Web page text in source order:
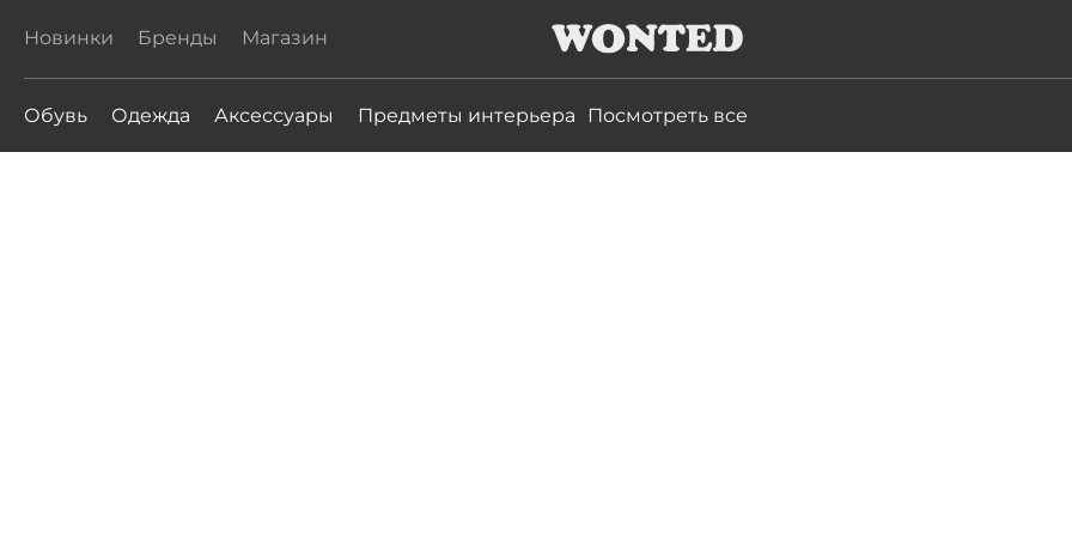
Новинки Бренды Магазин
Обувь Одежда Аксессуары Предметы интерьера Посмотреть все